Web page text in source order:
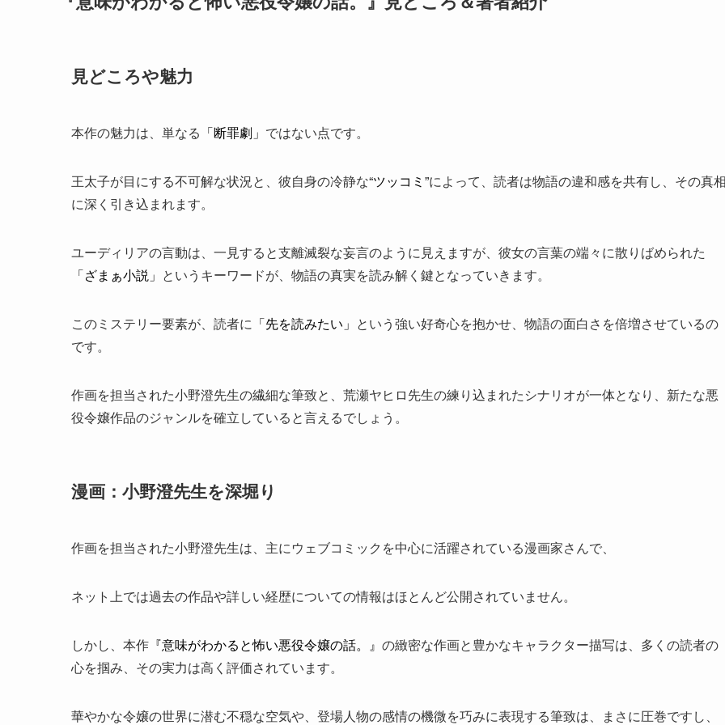
見どころや魅力
本作の魅力は、単なる 「断罪劇」 ではない点です。
王太子が目にする不可解な状況と、彼自身の冷静な“ツッコミ”によって、読者は物語の違和感を共有し、その真
に深く引き込まれます。
ユーディリアの言動は、一見すると支離滅裂な妄言のように見えますが、彼女の言葉の端々に散りばめられた
「ざまぁ小説」 というキーワードが、物語の真実を読み解く鍵となっていきます。
このミステリー要素が、読者に 「先を読みたい」 という強い好奇心を抱かせ、物語の面白さを倍増させているの
です。
作画を担当された小野澄先生の繊細な筆致と、荒瀬ヤヒロ先生の練り込まれたシナリオが一体となり、新たな悪
役令嬢作品のジャンルを確立していると言えるでしょう。
漫画：小野澄先生を深堀り
作画を担当された小野澄先生は、主にウェブコミックを中心に活躍されている漫画家さんで、
ネット上では過去の作品や詳しい経歴についての情報はほとんど公開されていません。
しかし、本作 『意味がわかると怖い悪役令嬢の話。』 の緻密な作画と豊かなキャラクター描写は、多くの読者の
心を掴み、その実力は高く評価されています。
華やかな令嬢の世界に潜む不穏な空気や、登場人物の感情の機微を巧みに表現する筆致は、まさに圧巻ですし、